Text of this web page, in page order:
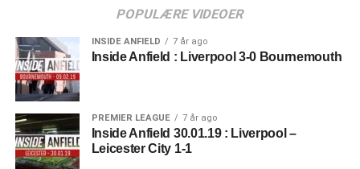
POPULÆRE VIDEOER
INSIDE ANFIELD 7 år ago
Inside Anfield : Liverpool 3-0 Bournemouth
PREMIER LEAGUE 7 år ago
Inside Anfield 30.01.19 : Liverpool –
Leicester City 1-1